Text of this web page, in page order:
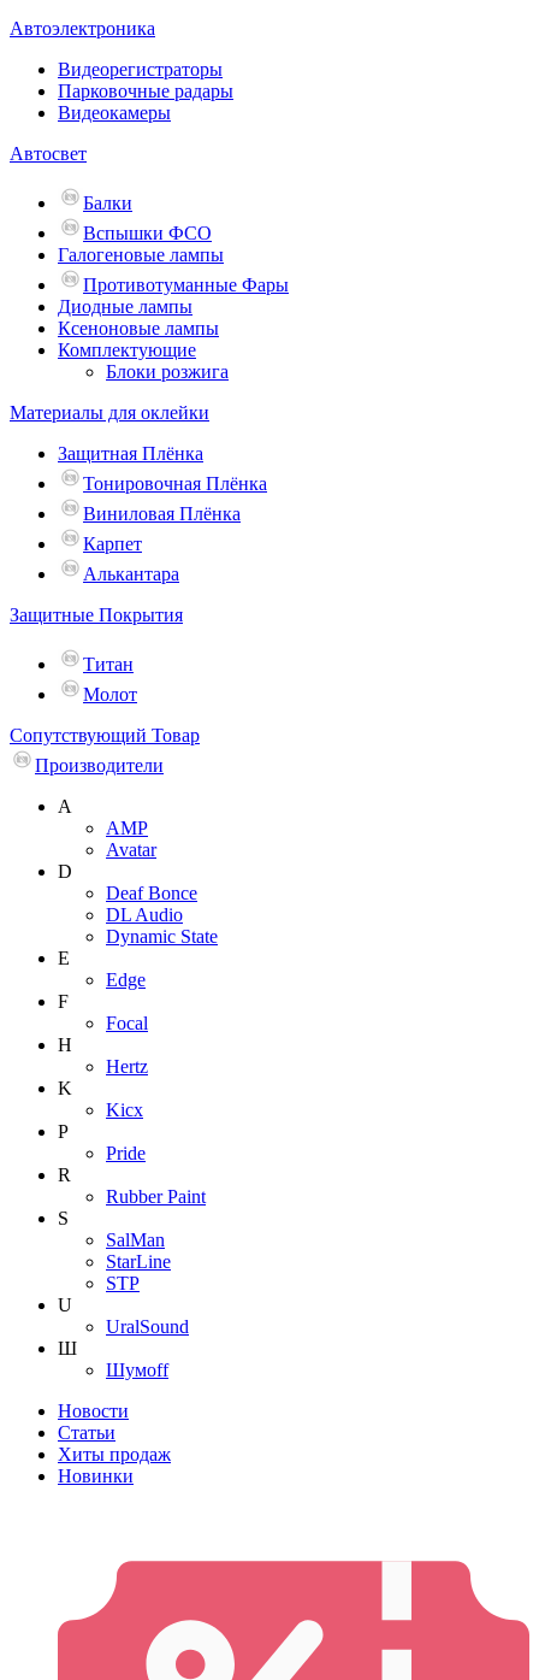
Автоэлектроника
Видеорегистраторы
Парковочные радары
Видеокамеры
Автосвет
Балки
Вспышки ФСО
Галогеновые лампы
Противотуманные Фары
Диодные лампы
Ксеноновые лампы
Комплектующие
Блоки розжига
Материалы для оклейки
Защитная Плёнка
Тонировочная Плёнка
Виниловая Плёнка
Карпет
Алькантара
Защитные Покрытия
Титан
Молот
Сопутствующий Товар
Производители
A
AMP
Avatar
D
Deaf Bonce
DL Audio
Dynamic State
E
Edge
F
Focal
H
Hertz
K
Kicx
P
Pride
R
Rubber Paint
S
SalMan
StarLine
STP
U
UralSound
Ш
Шумoff
Новости
Статьи
Хиты продаж
Новинки